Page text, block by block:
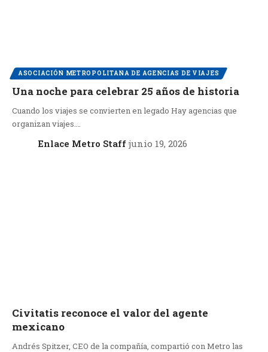
ASOCIACIÓN METROPOLITANA DE AGENCIAS DE VIAJES
Una noche para celebrar 25 años de historia
Cuando los viajes se convierten en legado Hay agencias que
organizan viajes.…
Enlace Metro Staff junio 19, 2026
Civitatis reconoce el valor del agente
mexicano
Andrés Spitzer, CEO de la compañía, compartió con Metro las